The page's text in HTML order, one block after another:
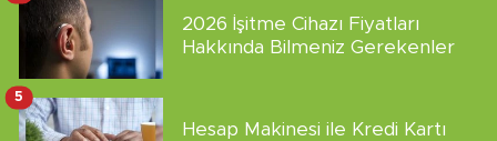
2026 İşitme Cihazı Fiyatları
Hakkında Bilmeniz Gerekenler
Hesap Makinesi ile Kredi Kartı
5